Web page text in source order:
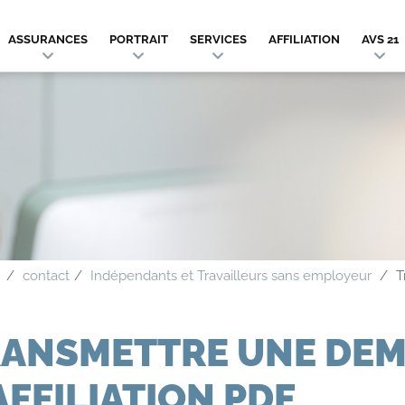
ASSURANCES PORTRAIT SERVICES AFFILIATION AVS 21
contact Indépendants et Travailleurs sans employeur
UNE